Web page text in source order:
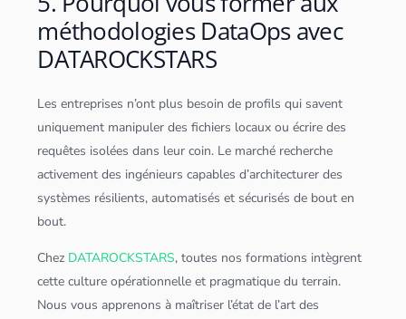
méthodologies DataOps avec
DATAROCKSTARS
Les entreprises n’ont plus besoin de profils qui savent
uniquement manipuler des fichiers locaux ou écrire des
requêtes isolées dans leur coin. Le marché recherche
activement des ingénieurs capables d’architecturer des
systèmes résilients, automatisés et sécurisés de bout en
bout.
Chez DATAROCKSTARS, toutes nos formations intègrent
cette culture opérationnelle et pragmatique du terrain.
Nous vous apprenons à maîtriser l’état de l’art des